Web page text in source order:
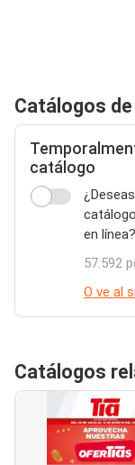
Catálogos
catálogo
en línea?
57.592
O ve al
Catálogos